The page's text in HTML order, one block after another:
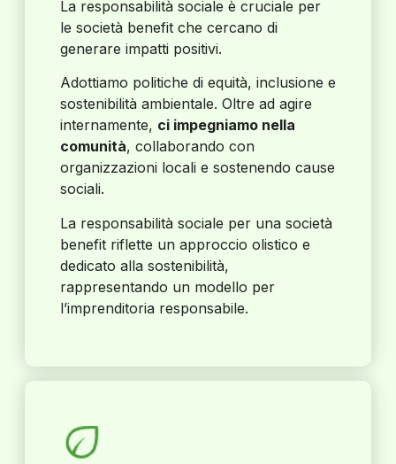
La responsabilità sociale è cruciale per
le società benefit che cercano di
generare impatti positivi.
Adottiamo politiche di equità, inclusione e
sostenibilità ambientale. Oltre ad agire
internamente, ci impegniamo nella
comunità, collaborando con
organizzazioni locali e sostenendo cause
sociali.
La responsabilità sociale per una società
benefit riflette un approccio olistico e
dedicato alla sostenibilità,
rappresentando un modello per
l’imprenditoria responsabile.